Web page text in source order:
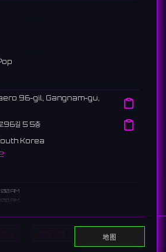
Search
96-gil, Gangnam-gu,
로96길 5 5층
Korea
AM
AM
AM
地图